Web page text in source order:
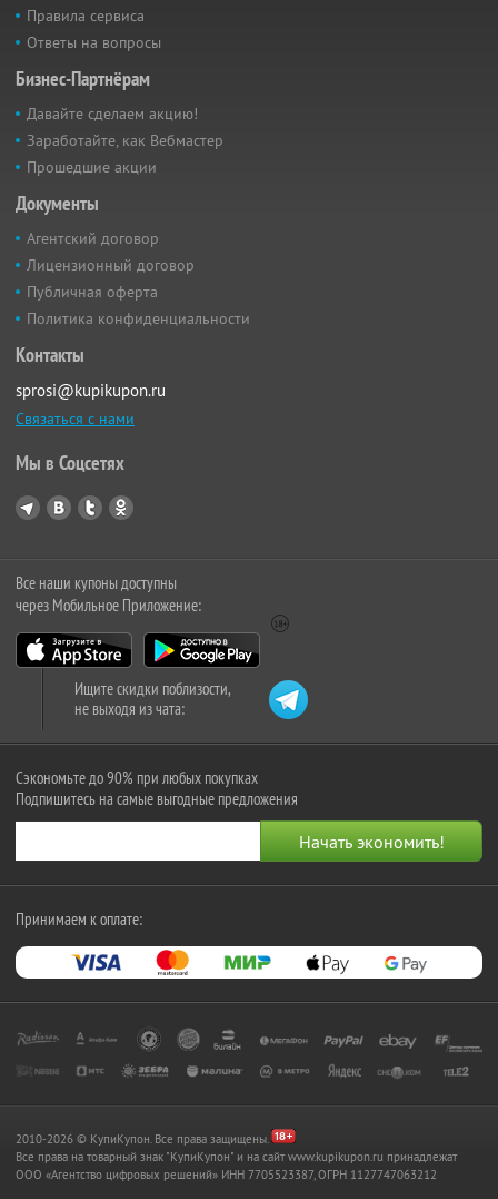
Правила сервиса
Ответы на вопросы
Бизнес-Партнёрам
Давайте сделаем акцию!
Заработайте, как Вебмастер
Прошедшие акции
Документы
Агентский договор
Лицензионный договор
Публичная оферта
Политика конфиденциальности
Контакты
sprosi@kupikupon.ru
Связаться с нами
Мы в Соцсетях
Все наши купоны доступны
через Мобильное Приложение:
Ищите скидки поблизости,
не выходя из чата:
Сэкономьте до 90% при любых покупках
Подпишитесь на самые выгодные предложения
Принимаем к оплате:
2010-2026 © КупиКупон. Все права защищены.
Все права на товарный знак "КупиКупон" и на сайт www.kupikupon.ru принадлежат
OOO «Агентство цифровых решений» ИНН 7705523387, ОГРН 1127747063212